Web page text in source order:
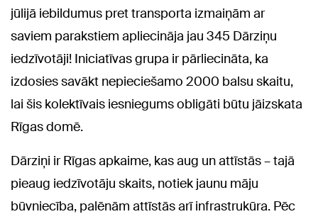
jūlijā iebildumus pret transporta izmaiņām ar
saviem parakstiem apliecināja jau 345 Dārziņu
iedzīvotāji! Iniciatīvas grupa ir pārliecināta, ka
izdosies savākt nepieciešamo 2000 balsu skaitu,
lai šis kolektīvais iesniegums obligāti būtu jāizskata
Rīgas domē.
Dārziņi ir Rīgas apkaime, kas aug un attīstās – tajā
pieaug iedzīvotāju skaits, notiek jaunu māju
būvniecība, palēnām attīstās arī infrastrukūra. Pēc